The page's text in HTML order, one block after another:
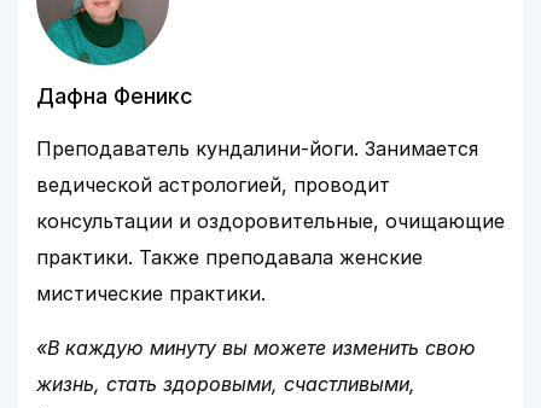
Дафна Феникс
Преподаватель кундалини-йоги. Занимается
ведической астрологией, проводит
консультации и оздоровительные, очищающие
практики. Также преподавала женские
мистические практики.
«В каждую минуту вы можете изменить свою
жизнь, стать здоровыми, счастливыми,